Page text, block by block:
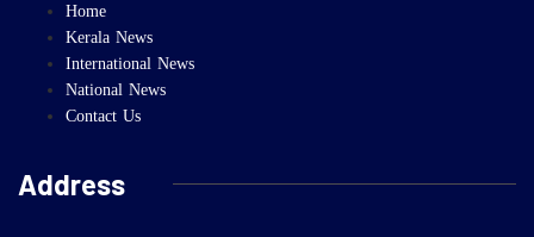
Home
Kerala News
International News
National News
Contact Us
Address